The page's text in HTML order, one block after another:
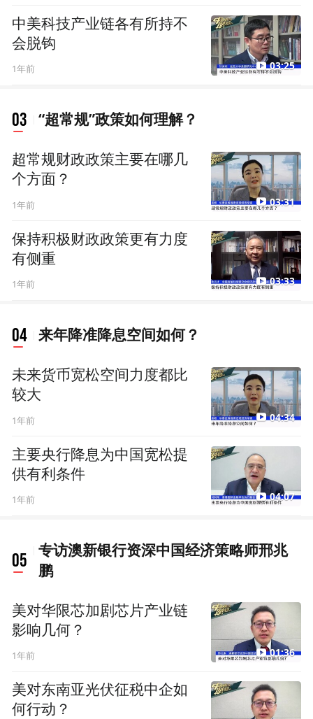
中美科技产业链各有所持不
会脱钩
1年前 03:25
03 “超常规”政策如何理解？
超常规财政政策主要在哪几
个方面？
1年前 03:31
保持积极财政政策更有力度
有侧重
1年前 03:33
04 来年降准降息空间如何？
未来货币宽松空间力度都比
较大
1年前 04:34
主要央行降息为中国宽松提
供有利条件
1年前 04:07
05
专访澳新银行资深中国经济策略师邢兆
鹏
美对华限芯加剧芯片产业链
影响几何？
1年前 01:36
美对东南亚光伏征税中企如
何行动？